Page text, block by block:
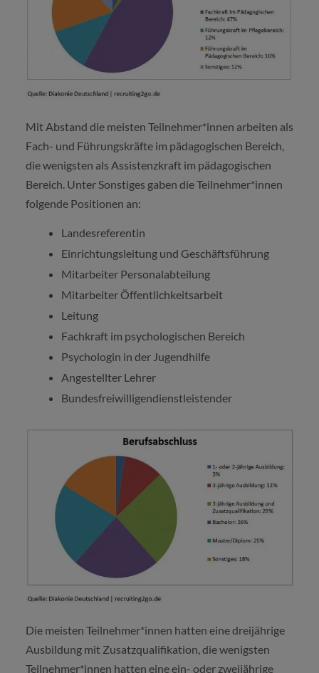
Mit Abstand die meisten Teilnehmer*innen arbeiten als
Fach- und Führungskräfte im pädagogischen Bereich,
die wenigsten als Assistenzkraft im pädagogischen
Bereich. Unter Sonstiges gaben die Teilnehmer*innen
folgende Positionen an:
Landesreferentin
Einrichtungsleitung und Geschäftsführung
Mitarbeiter Personalabteilung
Mitarbeiter Öffentlichkeitsarbeit
Leitung
Fachkraft im psychologischen Bereich
Psychologin in der Jugendhilfe
Angestellter Lehrer
Bundesfreiwilligendienstleistender
Die meisten Teilnehmer*innen hatten eine dreijährige
Ausbildung mit Zusatzqualifikation, die wenigsten
Teilnehmer*innen hatten eine ein- oder zweijährige